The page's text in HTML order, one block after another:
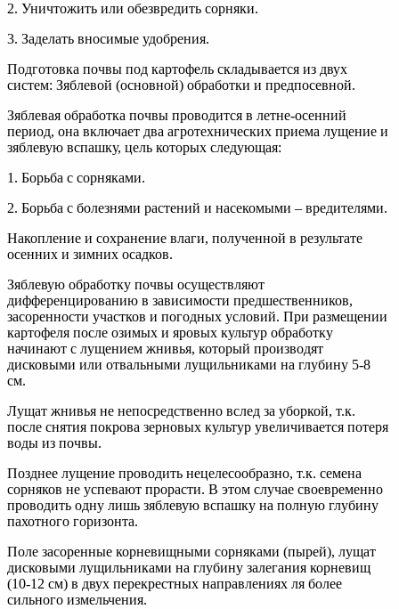
2. Уничтожить или обезвредить сорняки.
3. Заделать вносимые удобрения.
Подготовка почвы под картофель складывается из двух
систем: Зяблевой (основной) обработки и предпосевной.
Зяблевая обработка почвы проводится в летне-осенний
период, она включает два агротехнических приема лущение и
зяблевую вспашку, цель которых следующая:
1. Борьба с сорняками.
2. Борьба с болезнями растений и насекомыми – вредителями.
Накопление и сохранение влаги, полученной в результате
осенних и зимних осадков.
Зяблевую обработку почвы осуществляют
дифференцированию в зависимости предшественников,
засоренности участков и погодных условий. При размещении
картофеля после озимых и яровых культур обработку
начинают с лущением жнивья, который производят
дисковыми или отвальными лущильниками на глубину 5-8
см.
Лущат жнивья не непосредственно вслед за уборкой, т.к.
после снятия покрова зерновых культур увеличивается потеря
воды из почвы.
Позднее лущение проводить нецелесообразно, т.к. семена
сорняков не успевают прорасти. В этом случае своевременно
проводить одну лишь зяблевую вспашку на полную глубину
пахотного горизонта.
Поле засоренные корневищными сорняками (пырей), лущат
дисковыми лущильниками на глубину залегания корневищ
(10-12 см) в двух перекрестных направлениях ля более
сильного измельчения.